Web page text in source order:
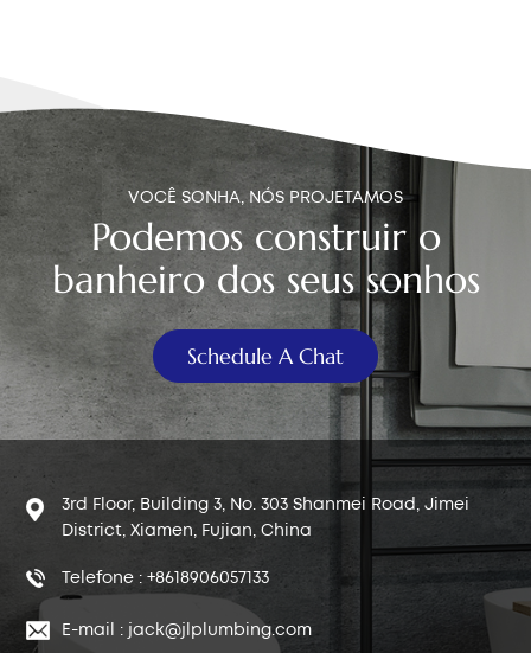
VOCÊ SONHA, NÓS PROJETAMOS
Podemos construir o
banheiro dos seus sonhos
Schedule A Chat
3rd Floor, Building 3, No. 303 Shanmei Road, Jimei
District, Xiamen, Fujian, China
Telefone : +8618906057133
E-mail : jack@jlplumbing.com